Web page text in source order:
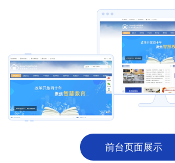
前台页面展示